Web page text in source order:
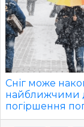
Сніг може
найближчими
погіршення